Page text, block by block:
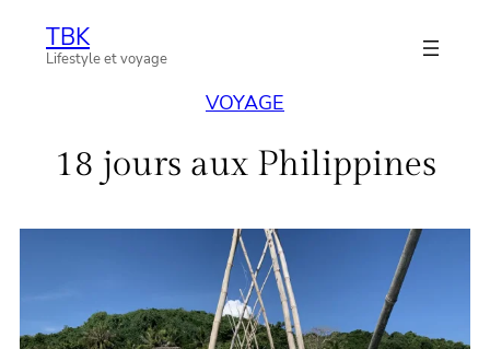
AllerTBK
Lifestyle et voyage
VOYAGE
18 jours aux Philippines